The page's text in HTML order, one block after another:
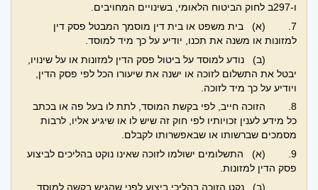
ו-297ב לחוק הביטוח הלאומי, בשינויים המחויבים.
7.
(א) בית משפט או בית דין מוסמך המבטל פסק דין
למזונות או משנה את תכנו, יודיע על כך מיד למוסד.
(ב) נודע למוסד על ביטול פסק הדין למזונות או על שינויו,
יבטל את התשלום לזוכה או ישנה את שיעורו הכל לפי פסק הדין,
ויודיע על כך מיד לזוכה.
8.
הזוכה חייב, לפי בקשת המוסד, לתת לו בעל פה או בכתב
כל מידע לענין זכויותיו לפי חוק זה שיש לו או שיגיע אליו, לרבות
מסמכים שברשותו או שבאפשרותו לקבלם.
9.
(א) התשלומים ישולמו לזוכה שאינו נוקט בהליכים לביצוע
פסק הדין למזונות.
(ב) נקט הזוכה בהליכי ביצוע לפני שהגיש בקשה למוסד,